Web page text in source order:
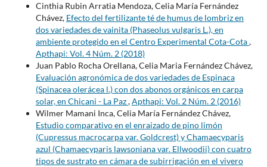
Cinthia Rubin Arratia Mendoza, Celia María Fernández
Chávez, Efecto del fertilizante té de humus de lombriz en
dos variedades de vainita (Phaseolus vulgaris L.), en
ambiente protegido en el Centro Experimental Cota-Cota,
Apthapi: Vol. 4 Núm. 2 (2018)
Juan Pablo Rocha Orellana, Celia Maria Fernández Chávez,
Evaluación agronómica de dos variedades de Espinaca
(Spinacea olerácea l.) con dos abonos orgánicos en carpa
solar, en Chicani - La Paz,Apthapi: Vol. 2 Núm. 2 (2016)
Wilmer Mamani Inca, Celia María Fernández Chávez,
Estudio comparativo en el enraizado de pino limón
(Cupressus macrocarpa var. Goldcrest) y Chamaecyparis
azul (Chamaecyparis lawsoniana var. Ellwoodii) con cuatro
tipos de sustrato en cámara de subirrigación en el vivero